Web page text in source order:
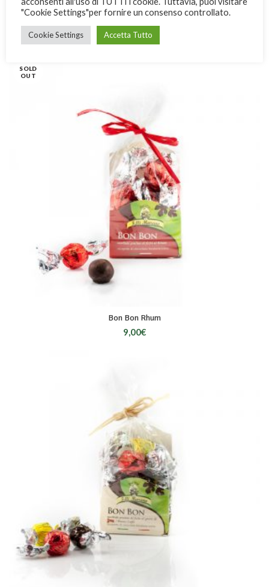
Bon Bon Strega
9,00€
SOLD
OUT
Bon Bon Rhum
9,00€
"Cookie Settings"per fornire un consenso controllato.
Cookie Settings Accetta Tutto